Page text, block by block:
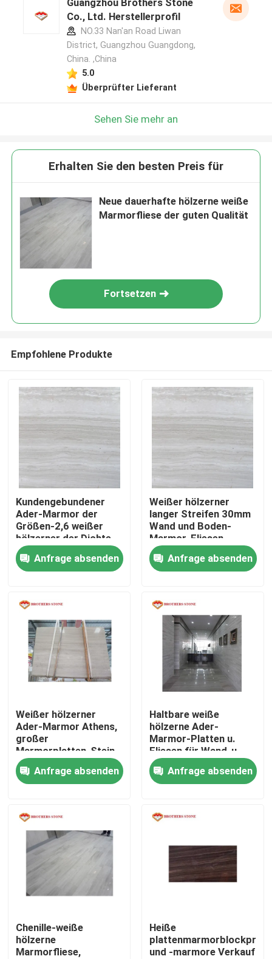
Nach Hause
Über uns
Kontakte
Produkte
Granit-Steinplatten
Poliergranit-Stein
Geflammter Granit-Stein
Marmorsteinfliese
Guangzhou Brothers Stone
Co., Ltd. Herstellerprofil
NO.33 Nan'an Road Liwan
District, Guangzhou Guangdong,
China. ,China
5.0
Überprüfter Lieferant
Sehen Sie mehr an
Erhalten Sie den besten Preis für
Neue dauerhafte hölzerne weiße
Marmorfliese der guten Qualität
Fortsetzen
Empfohlene Produkte
Kundengebundener
Ader-Marmor der
Größen-2,6 weißer
hölzerner der Dichte-
30mm
Anfrage absenden
Weißer hölzerner
langer Streifen 30mm
Wand und Boden-
Marmor-Fliesen
Anfrage absenden
Weißer hölzerner
Ader-Marmor Athens,
großer
Marmorplatten-Stein
umweltfreundlich
Anfrage absenden
Haltbare weiße
hölzerne Ader-
Marmor-Platten u.
Fliesen für Wand-u.
Fußbodenbelag-
Anfrage absenden
Chenille-weiße
hölzerne
Marmorfliese,
Heiße
und -marmore Verkauf